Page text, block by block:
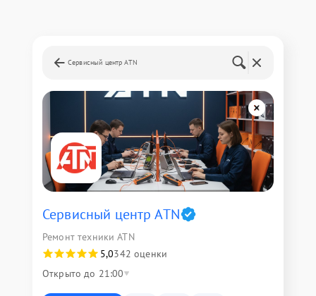
Сервисный центр ATN
Сервисный центр ATN
Ремонт техники ATN
5,0342 оценки
Открыто до 21:00